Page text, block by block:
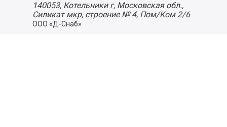
140053, Котельники г, Московская обл.,
Силикат мкр, строение № 4, Пом/Ком 2/6
ООО «Д-Снаб»